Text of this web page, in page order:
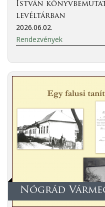
István
levéltárban
2026.06.02.
Rendezvények
Nógrád